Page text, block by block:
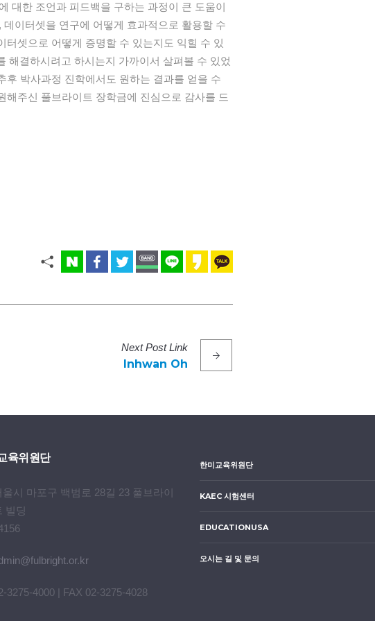
대한 조언과 피드백을 구하는 과정이 큰 도움이
이터셋을 연구에 어떻게 효과적으로 활용할 수
셋으로 어떻게 증명할 수 있는지도 익힐 수 있
해결하시려고 하시는지 가까이서 살펴볼 수 있었
후 박사과정 진학에서도 원하는 결과를 얻을 수
주신 풀브라이트 장학금에 진심으로 감사를 드
NextPostLink
Inhwan Oh
육위원단
울시 마포구 백범로 28길 23 풀브라이
빌딩
3275-4000 | FAX 02-3275-4028
한미교육위원단
KAEC 시험센터
EDUCATIONUSA
오시는 길 및 문의